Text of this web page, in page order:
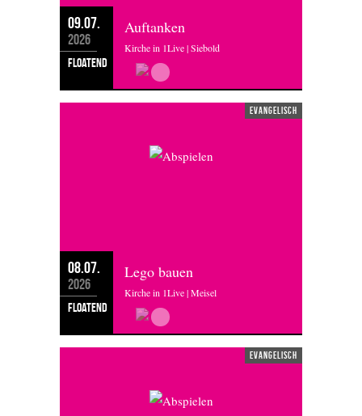
09.07.
2026
floatend
Auftanken
Kirche in 1Live | Siebold
evangelisch
08.07.
2026
floatend
Lego bauen
Kirche in 1Live | Meisel
evangelisch